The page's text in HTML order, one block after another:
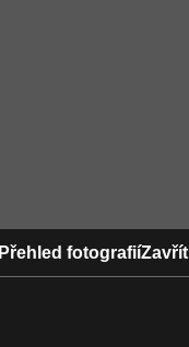
Přehled fotografiíZavřít